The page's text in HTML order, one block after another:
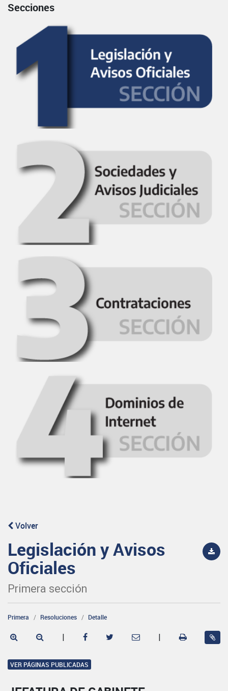
Secciones
Volver
Legislación y Avisos
Oficiales
Primera sección
Primera Resoluciones Detalle
| |
VER PÁGINAS PUBLICADAS